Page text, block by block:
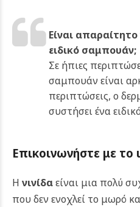
Είναι
ειδικό σαμπουάν;
Σε ήπιες
σαμπουάν είναι
περιπτώσεις, ο
συστήσει ένα
Επικοινωνήστε με το
Η νινίδαείναι μια πολύ
που δεν ενοχλεί το μωρό